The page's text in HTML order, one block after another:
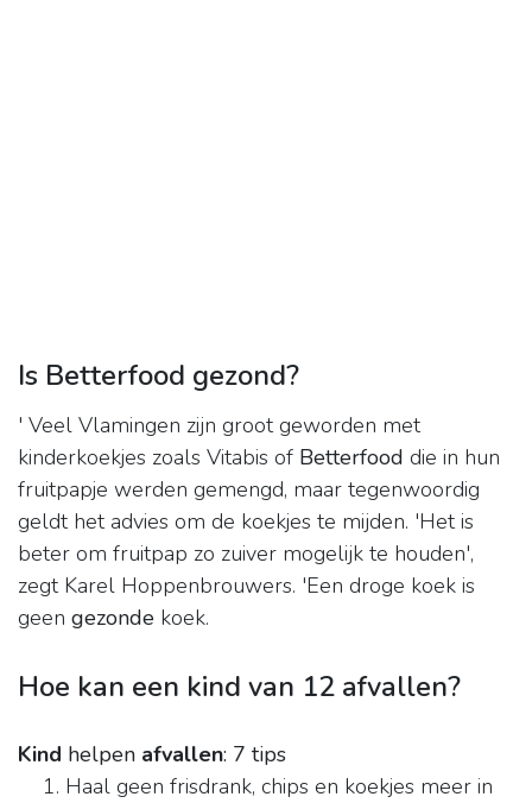
Is Betterfood gezond?
' Veel Vlamingen zijn groot geworden met
kinderkoekjes zoals Vitabis of Betterfood die in hun
fruitpapje werden gemengd, maar tegenwoordig
geldt het advies om de koekjes te mijden. 'Het is
beter om fruitpap zo zuiver mogelijk te houden',
zegt Karel Hoppenbrouwers. 'Een droge koek is
geen gezonde koek.
Hoe kan een kind van 12 afvallen?
Kind helpen afvallen: 7 tips
Haal geen frisdrank, chips en koekjes meer in